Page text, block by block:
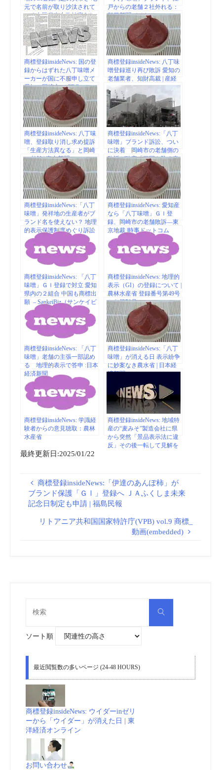
元で名前が取り沙汰されて
いる自民党有力政治家A｜
日刊ゲンダイDIGITAL
戸からの老舗２社外れる：
朝日新聞デジタル
商標登録insideNews: 国の登
録からはずれた八丁味噌メ
ーカーが国に不服申し立て
愛知・岡崎市 （CBCテレ
ビ） – Yahoo!ニュース
商標登録insideNews: 八丁味
噌登録巡り再び敗訴 愛知の
老舗業者、知財高裁 | 産経
ニュース
商標登録insideNews: 八丁味
噌、登録取り消し求め提訴
「生産方法異なる」と岡崎
の老舗 | 東京新聞
商標登録insideNews:「八丁
味噌」ブランド訴訟、つい
に決着 岡崎市の老舗側の
敗訴が確定「混同を防ぐ表
示をすれば…」| 東京新聞
TOKYO Web
商標登録insideNews:「八丁
味噌」発祥地の生産者がブ
ランド名を使えない？ 地理
的表示保護制度めぐり訴訟
に｜日刊ゲンダイ
DIGITAL(2022.2.12)
商標登録insideNews: 愛知産
なら「八丁味噌」ＧＩ登
録、岡崎市の老舗敗訴―東
京地裁 |時事ドットコム
商標登録insideNews: 「八丁
味噌」ＧＩ登録で対立 愛知
県内の２組合 中国も商標出
願 – SankeiBiz（サンケイビ
ズ）
商標登録insideNews: 地理的
表示（GI）の登録について |
農林水産省 登録番号第49号
から第58号
商標登録insideNews: 「八丁
味噌」老舗の主張一部認め
る 地理的表示で答申 :日本
経済新聞
商標登録insideNews:「八丁
味噌」が消える日 表示紛争
に妙案なき農水省 | 日本経
済新聞
商標登録insideNews: 学識経
験者からの意見聴取：農林
水産省
商標登録insideNews: 地域特
産の“麦みそ”製造会社に県
から突然「景品表示法に違
反」その後一転して見解を
最終更新日:2025/01/22
商標登録insideNews:「伊達のあんぽ柿」が
ブランド保護「ＧⅠ」登録へ ＪＡふくしま未来
記念日制定も申請 | 福島民報
リトアニア共和国国家特許庁(VPB) vol.9 商標_
動画(embedded)
検
ソート順
最近閲覧数の多いページ (24-48 HOURS)
商標登録insideNews: ウイダーinゼリ
ーから「ウイダー」が消えた日 | 東
洋経済オンライン
お問い合わせ